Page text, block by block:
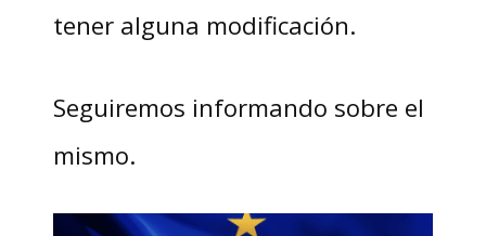
tener alguna modificación.
Seguiremos informando sobre el
mismo.